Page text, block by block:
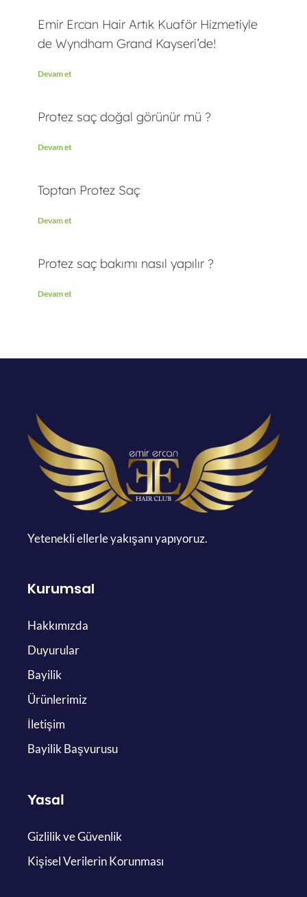
Emir Ercan Hair Artık Kuaför Hizmetiyle
de Wyndham Grand Kayseri’de!
Devam et
Protez saç doğal görünür mü ?
Devam et
Toptan Protez Saç
Devam et
Protez saç bakımı nasıl yapılır ?
Devam et
Yetenekli ellerle yakışanı yapıyoruz.
Kurumsal
Hakkımızda
Duyurular
Bayilik
Ürünlerimiz
İletişim
Bayilik Başvurusu
Yasal
Gizlilik ve Güvenlik
Kişisel Verilerin Korunması